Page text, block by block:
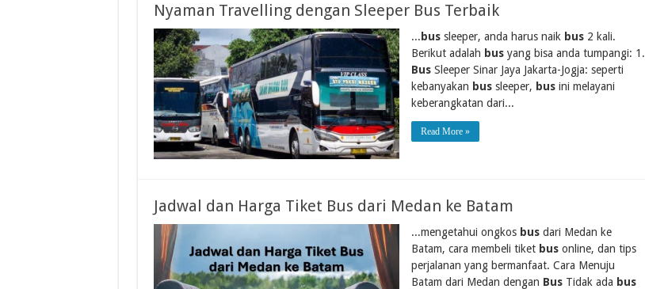
Nyaman Travelling dengan Sleeper Bus Terbaik
... bussleeper, anda harus naik bus2 kali.
Berikut adalah busyang bisa anda tumpangi: 1.
BusSleeper Sinar Jaya Jakarta-Jogja: seperti
kebanyakan bussleeper, busini melayani
keberangkatan dari...
Read More »
Jadwal dan Harga Tiket Bus dari Medan ke Batam
...mengetahui ongkos busdari Medan ke
Batam, cara membeli tiket busonline, dan tips
perjalanan yang bermanfaat. Cara Menuju
Batam dari Medan dengan BusTidak ada bus